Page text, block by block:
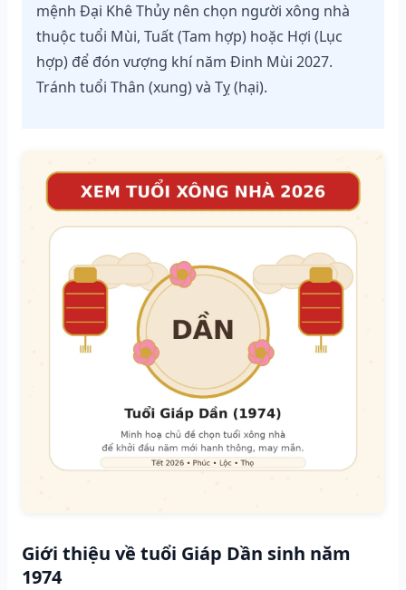
mệnh Đại Khê Thủy nên chọn người xông nhà
thuộc tuổi Mùi, Tuất (Tam hợp) hoặc Hợi (Lục
hợp) để đón vượng khí năm Đinh Mùi 2027.
Tránh tuổi Thân (xung) và Tỵ (hại).
Giới thiệu về tuổi Giáp Dần sinh năm
1974